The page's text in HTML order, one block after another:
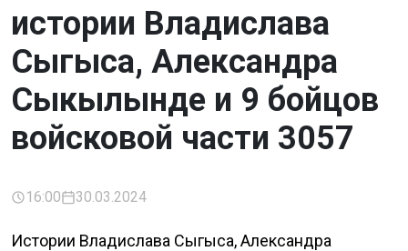
истории Владислава
Сыгыса, Александра
Сыкылынде и 9 бойцов
войсковой части 3057
16:00 30.03.2024
Истории Владислава Сыгыса, Александра